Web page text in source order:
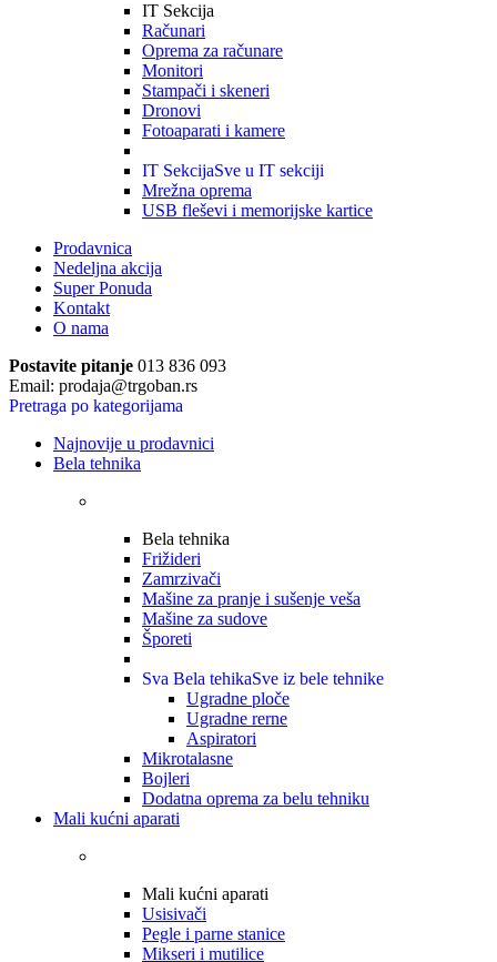
IT Sekcija
Računari
Oprema za računare
Monitori
Stampači i skeneri
Dronovi
Fotoaparati i kamere
IT SekcijaSve u IT sekciji
Mrežna oprema
USB fleševi i memorijske kartice
Prodavnica
Nedeljna akcija
Super Ponuda
Kontakt
O nama
Postavite pitanje 013 836 093
Email: prodaja@trgoban.rs
Pretraga po kategorijama
Najnovije u prodavnici
Bela tehnika
Bela tehnika
Frižideri
Zamrzivači
Mašine za pranje i sušenje veša
Mašine za sudove
Šporeti
Sva Bela tehikaSve iz bele tehnike
Ugradne ploče
Ugradne rerne
Aspiratori
Mikrotalasne
Bojleri
Dodatna oprema za belu tehniku
Mali kućni aparati
Mali kućni aparati
Usisivači
Pegle i parne stanice
Mikseri i mutilice